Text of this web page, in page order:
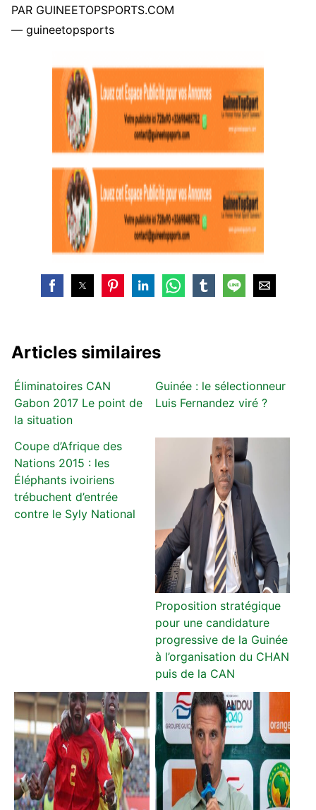
PAR GUINEETOPSPORTS.COM
— guineetopsports
Articles similaires
Éliminatoires CAN
Gabon 2017 Le point de
la situation
Guinée : le sélectionneur
Luis Fernandez viré ?
Coupe d’Afrique des
Nations 2015 : les
Éléphants ivoiriens
trébuchent d’entrée
contre le Syly National
Proposition stratégique
pour une candidature
progressive de la Guinée
à l’organisation du CHAN
puis de la CAN